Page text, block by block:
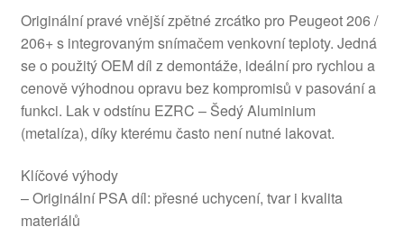
Originální pravé vnější zpětné zrcátko pro Peugeot 206 /
206+ s integrovaným snímačem venkovní teploty. Jedná
se o použitý OEM díl z demontáže, ideální pro rychlou a
cenově výhodnou opravu bez kompromisů v pasování a
funkci. Lak v odstínu EZRC – Šedý Aluminium
(metalíza), díky kterému často není nutné lakovat.
Klíčové výhody
– Originální PSA díl: přesné uchycení, tvar i kvalita
materiálů